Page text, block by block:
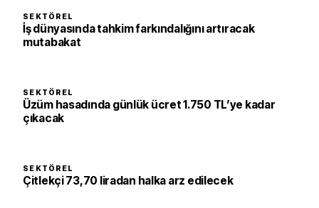
SEKTÖREL
İş dünyasında tahkim farkındalığını artıracak
mutabakat
SEKTÖREL
Üzüm hasadında günlük ücret 1.750 TL’ye kadar
çıkacak
SEKTÖREL
Çitlekçi 73,70 liradan halka arz edilecek